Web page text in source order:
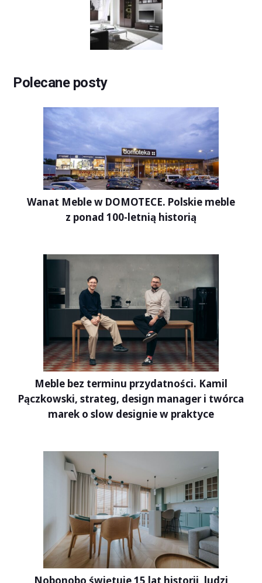
Polecane posty
Wanat Meble w DOMOTECE. Polskie meble
z ponad 100-letnią historią
Meble bez terminu przydatności. Kamil
Pączkowski, strateg, design manager i twórca
marek o slow designie w praktyce